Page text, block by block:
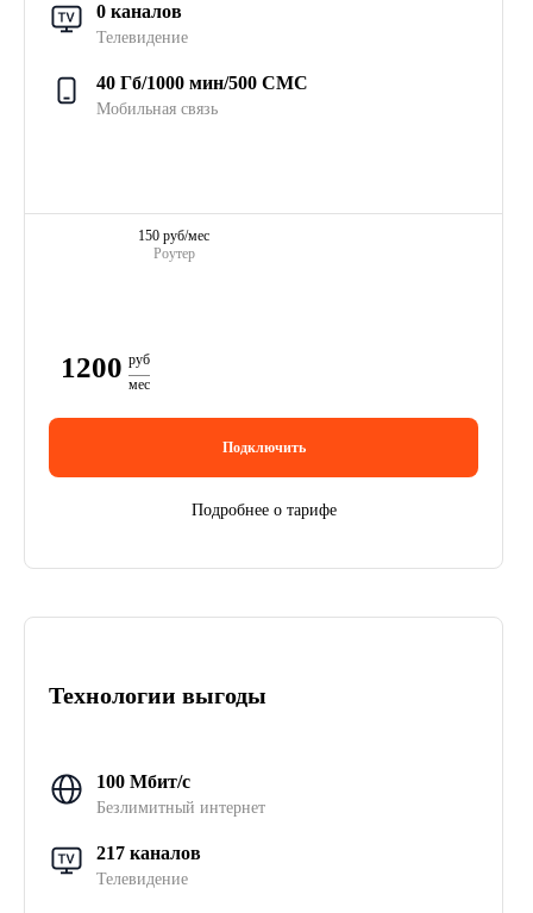
0 каналов
Телевидение
40 Гб/1000 мин/500 СМС
Мобильная связь
Роутер
150 руб/мес
1200 руб
мес
Подключить
Подробнее о тарифе
Технологии выгоды
100 Мбит/с
Безлимитный интернет
217 каналов
Телевидение